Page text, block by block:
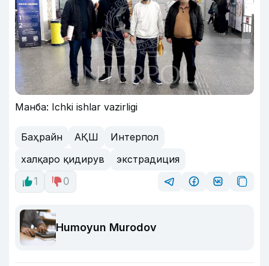
Манба: Ichki ishlar vazirligi
Баҳрайн АҚШ
Интерпол
халқаро қидирув
экстрадиция
1
0
Humoyun Murodov